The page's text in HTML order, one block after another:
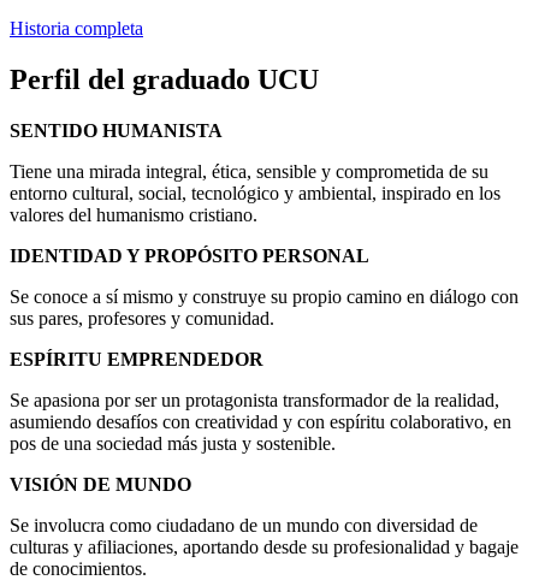
Historia completa
Perfil del graduado UCU
SENTIDO HUMANISTA
Tiene una mirada integral, ética, sensible y comprometida de su
entorno cultural, social, tecnológico y ambiental, inspirado en los
valores del humanismo cristiano.
IDENTIDAD Y PROPÓSITO PERSONAL
Se conoce a sí mismo y construye su propio camino en diálogo con
sus pares, profesores y comunidad.
ESPÍRITU EMPRENDEDOR
Se apasiona por ser un protagonista transformador de la realidad,
asumiendo desafíos con creatividad y con espíritu colaborativo, en
pos de una sociedad más justa y sostenible.
VISIÓN DE MUNDO
Se involucra como ciudadano de un mundo con diversidad de
culturas y afiliaciones, aportando desde su profesionalidad y bagaje
de conocimientos.